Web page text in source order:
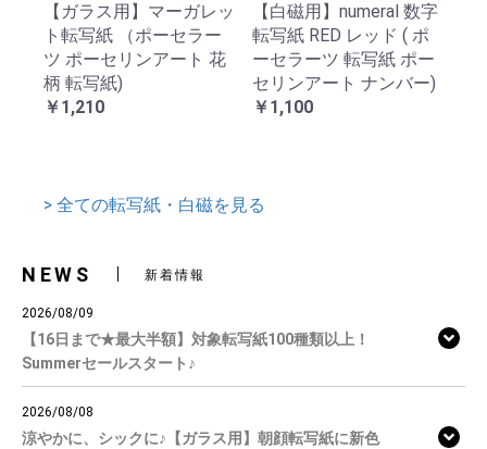
【ガラス用】マーガレッ
ト転写紙 （ポーセラー
ツ ポーセリンアート 花
柄 転写紙)
￥1,210
【白磁用】numeral 数字
転写紙 RED レッド ( ポ
ーセラーツ 転写紙 ポー
セリンアート ナンバー)
￥1,100
> 全ての転写紙・白磁を見る
NEWS 新着情報
2026/08/09
【16日まで★最大半額】対象転写紙100種類以上！
Summerセールスタート♪
2026/08/08
涼やかに、シックに♪【ガラス用】朝顔転写紙に新色